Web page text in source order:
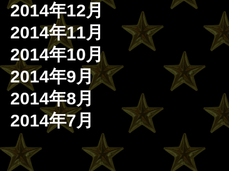
2014年12月
2014年11月
2014年10月
2014年9月
2014年8月
2014年7月